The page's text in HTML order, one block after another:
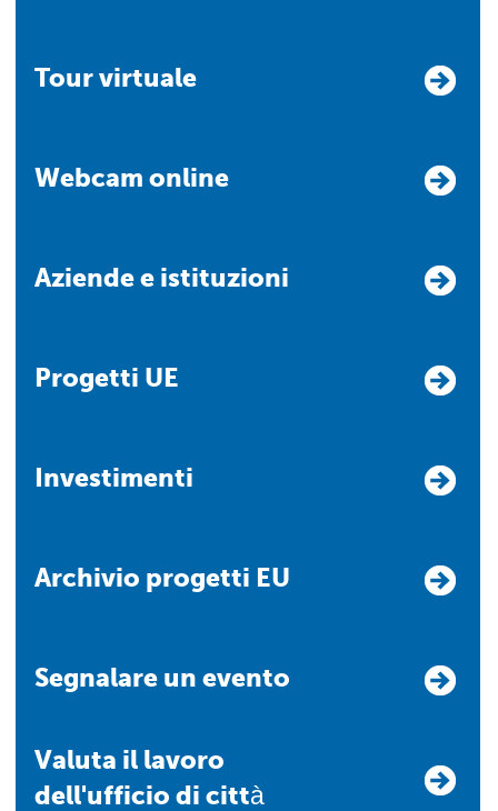
Tour virtuale
Webcam online
Aziende e istituzioni
Progetti UE
Investimenti
Archivio progetti EU
Segnalare un evento
Valuta il lavoro
dell'ufficio di città